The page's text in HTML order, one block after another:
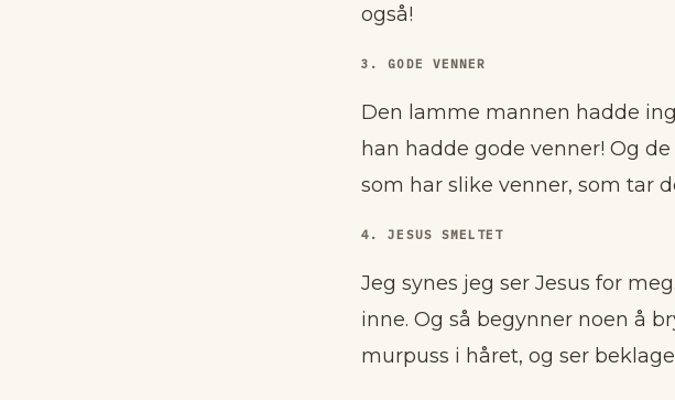
også!
3. GODE VENNER
Den lamme mannen hadde
han hadde gode venner! Og
som har slike venner, som tar
4. JESUS SMELTET
Jeg synes jeg ser Jesus for
inne. Og så begynner noen å
murpuss i håret, og ser